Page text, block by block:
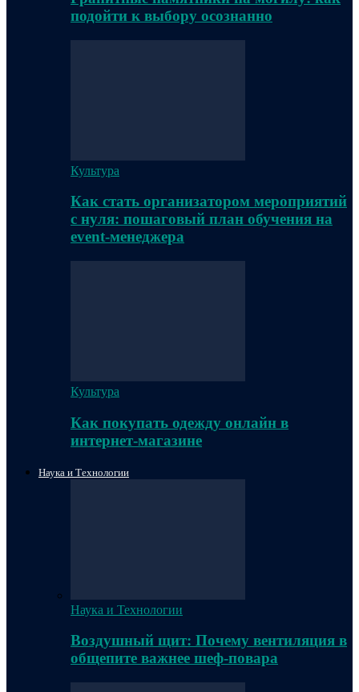
подойти к выбору осознанно
Культура
Как стать организатором мероприятий
с нуля: пошаговый план обучения на
event-менеджера
Культура
Как покупать одежду онлайн в
интернет-магазине
Наука и Технологии
Наука и Технологии
Воздушный щит: Почему вентиляция в
общепите важнее шеф-повара